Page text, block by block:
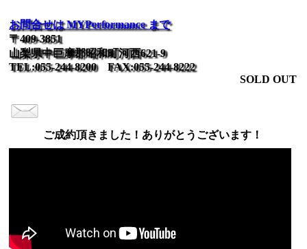
お問合せは MYPerformance まで
〒409-3851
山梨県中巨摩郡昭和町河西621-9
TEL:055-244-8200 FAX:055-244-8222
SOLD OUT
ご成約頂きました！ありがとうございます！